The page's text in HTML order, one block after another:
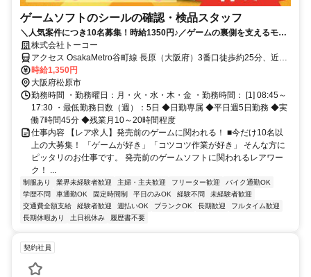
ゲームソフトのシールの確認・検品スタッフ
＼人気案件につき10名募集！時給1350円♪／ゲームの裏側を支えるモク
モク作業！土日祝休みでオフの時間もしっかり◎
株式会社トーコー
アクセス OsakaMetro谷町線 長原（大阪府）3番口徒歩約25分、近鉄
南大阪線 河内松原徒歩約27分、OsakaMetro御堂筋線 北花田1番口徒
歩約68分 【アクセス】 ・近鉄「河内松原」駅～車7分 ・大阪メトロ
「八尾南」駅～車7分 ・阪神高速「大堀IC」～車4分 ※車・バイク通
勤OK
時給1,350円
大阪府松原市
勤務時間 ・勤務曜日：月・火・水・木・金 ・勤務時間： [1] 08:45～
17:30 ・最低勤務日数（週）：5日 ◆日勤専属 ◆平日週5日勤務 ◆実
働7時間45分 ◆残業月10～20時間程度
仕事内容 【レア求人】発売前のゲームに関われる！ ■今だけ10名以
上の大募集！ 「ゲームが好き」「コツコツ作業が好き」 そんな方に
ピッタリのお仕事です。 発売前のゲームソフトに関われるレアワー
ク！ ...
制服あり 業界未経験者歓迎 主婦・主夫歓迎 フリーター歓迎
バイク通勤OK
学歴不問
車通勤OK 固定時間制 平日のみOK 経験不問
未経験者歓迎
交通費全額支給
経験者歓迎 週払いOK ブランクOK 長期歓迎
フルタイム歓迎
長期休暇あり
土日祝休み 履歴書不要
契約社員